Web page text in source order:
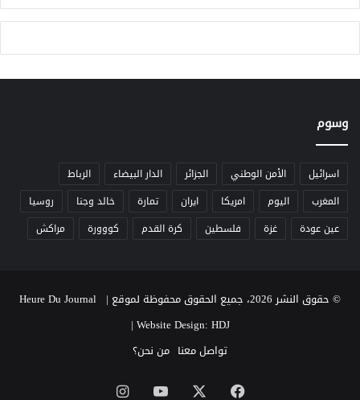
وسوم
اسرائيل الأمن الوطني الجزائر الدار البيضاء
الرباط
المغرب
اليوم امريكا ايران تمارة خالد وجنا
روسيا
عين عودة
غزة فلسطين كرة القدم كووورة مراكش
© حقوق النشر 2026، جميع الحقوق محفوظة لموقع Heure Du Journal |
Website Design: HDJ
|
تواصل معنا من نحن؟
فيسبوك ‫YouTube